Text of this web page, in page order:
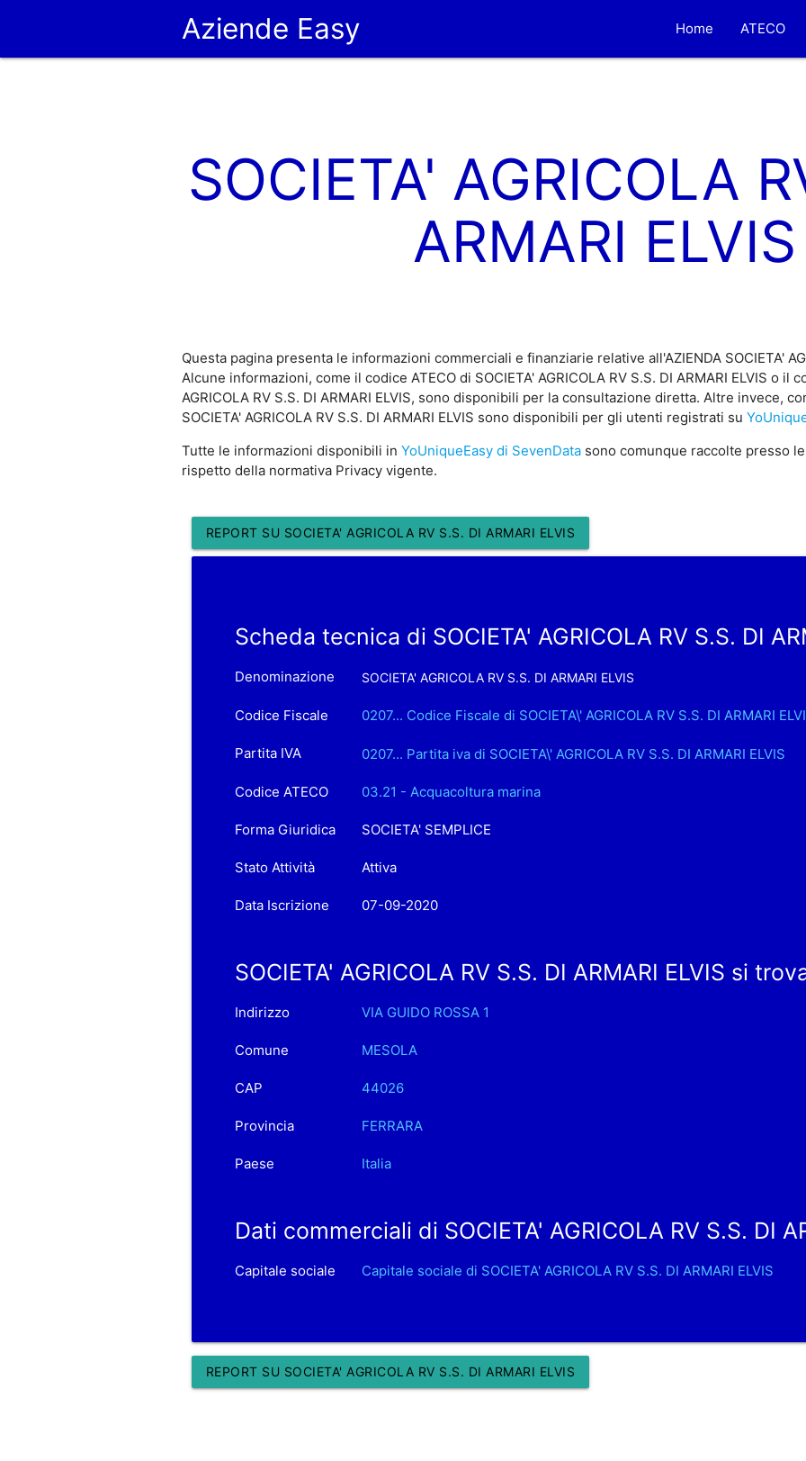
Aziende Easy Home ATECO
SOCIETA' AGRICOLA
ARMARI ELVIS
Questa pagina presenta le informazioni commerciali e finanziarie relative all'AZIENDA SOCIETA'
Alcune informazioni, come il codice ATECO di SOCIETA' AGRICOLA RV S.S. DI ARMARI ELVIS o il
AGRICOLA RV S.S. DI ARMARI ELVIS, sono disponibili per la consultazione diretta. Altre invece,
SOCIETA' AGRICOLA RV S.S. DI ARMARI ELVIS sono disponibili per gli utenti registrati su
Tutte le informazioni disponibili in YoUniqueEasy di SevenDatasono comunque raccolte presso
rispetto della normativa Privacy vigente.
REPORT SU SOCIETA' AGRICOLA RV S.S. DI ARMARI ELVIS
Scheda tecnica di SOCIETA' AGRICOLA RV S.S. DI
Denominazione SOCIETA' AGRICOLA RV S.S. DI ARMARI ELVIS
Codice Fiscale 0207... Codice Fiscale di SOCIETA\' AGRICOLA RV S.S. DI ARMARI
Partita IVA 0207... Partita iva di SOCIETA\' AGRICOLA RV S.S. DI ARMARI ELVIS
Codice ATECO 03.21 - Acquacoltura marina
Forma Giuridica SOCIETA' SEMPLICE
Stato Attività Attiva
Data Iscrizione 07-09-2020
SOCIETA' AGRICOLA RV S.S. DI ARMARI ELVIS si
Indirizzo VIA GUIDO ROSSA 1
Comune MESOLA
CAP 44026
Provincia FERRARA
Paese Italia
Dati commerciali di SOCIETA' AGRICOLA RV S.S. DI
Capitale sociale Capitale sociale di SOCIETA' AGRICOLA RV S.S. DI ARMARI ELVIS
REPORT SU SOCIETA' AGRICOLA RV S.S. DI ARMARI ELVIS